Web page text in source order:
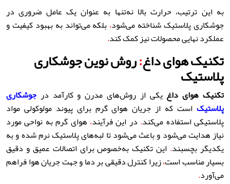
به این ترتیب، حرارت بالا نه‌تنها به عنوان یک عامل ضروری در
جوشکاری پلاستیک شناخته می‌شود،بلکه می‌تواند به بهبود کیفیت و
عملکرد نهایی محصولات نیز کمک کند.
تکنیک هوای داغ:روش نوین جوشکاری
پلاستیک
تکنیک هوای داغ یکی از روش‌های مدرن و کارآمد در جوشکاری
پلاستیک است که از جریان هوای گرم برای پیوند مولوکولی مواد
پلاستیکی استفاده می‌کند. در این فرآیند، هوای گرم به نواحی مورد
نیاز هدایت می‌شود و باعث می‌شود تا لبه‌های پلاستیک نرم شده و به
یکدیگر بچسبند. این تکنیک به‌خصوص برای اتصالات عمیق و دقیق
بسیار مناسب است،زیرا کنترل دقیقی بر دما و جهت جریان هوا فراهم
می‌آورد.